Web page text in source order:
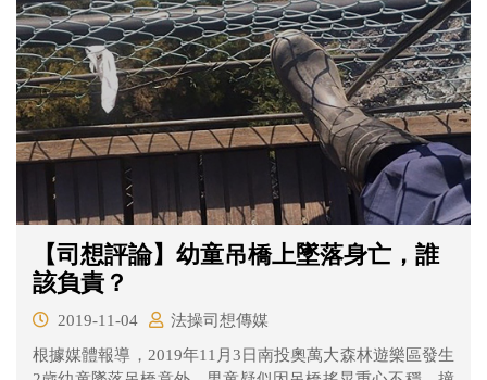
【司想評論】幼童吊橋上墜落身亡，誰
該負責？
2019-11-04
法操司想傳媒
根據媒體報導，2019年11月3日南投奧萬大森林遊樂區發生